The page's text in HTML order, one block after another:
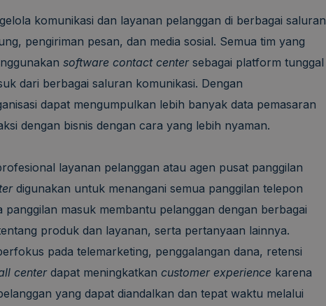
komunikasi dan layanan pelanggan di berbagai saluran
pengiriman pesan, dan media sosial. Semua tim yang
software contact centersebagai platform tunggal
dari berbagai saluran komunikasi. Dengan
dapat mengumpulkan lebih banyak data pemasaran
dengan bisnis dengan cara yang lebih nyaman.
layanan pelanggan atau agen pusat panggilan
digunakan untuk menangani semua panggilan telepon
masuk membantu pelanggan dengan berbagai
produk dan layanan, serta pertanyaan lainnya.
pada telemarketing, penggalangan dana, retensi
centerdapat meningkatkan customer experience karena
yang dapat diandalkan dan tepat waktu melalui